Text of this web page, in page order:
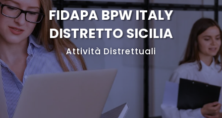
FIDAPA BPW ITALY
DISTRETTO SICILIA
Attività Distrettuali